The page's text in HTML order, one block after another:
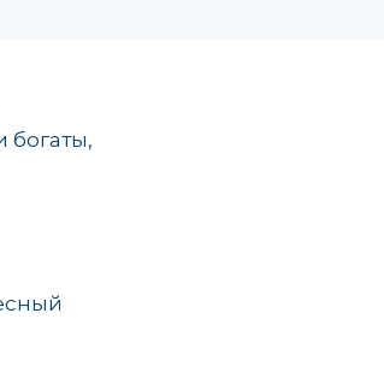
богаты,